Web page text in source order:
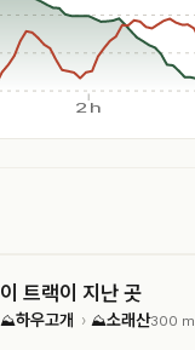
2h
이 트랙이 지난 곳
⛰하우고개 › ⛰소래산300 m